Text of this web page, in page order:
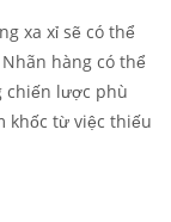
xa xỉ sẽ có thể
hàng có thể
chiến lược phù
khốc từ việc thiếu